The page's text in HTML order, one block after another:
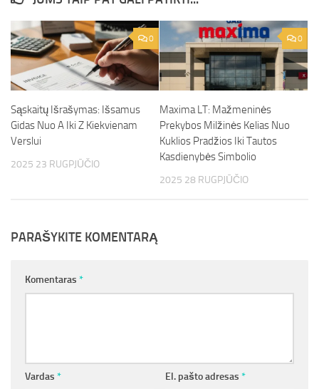
0
Sąskaitų Išrašymas: Išsamus
Gidas Nuo A Iki Z Kiekvienam
Verslui
2025 23 RUGPJŪČIO
0
Maxima LT: Mažmeninės
Prekybos Milžinės Kelias Nuo
Kuklios Pradžios Iki Tautos
Kasdienybės Simbolio
2025 28 RUGPJŪČIO
PARAŠYKITE KOMENTARĄ
Komentaras *
Vardas * El. pašto adresas *